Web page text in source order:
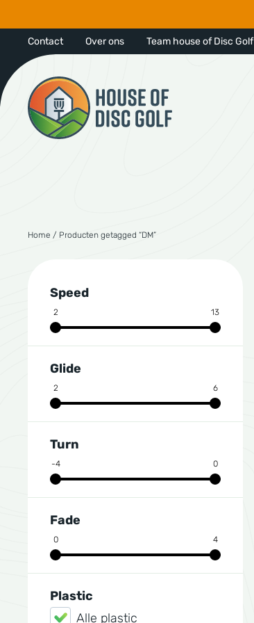
Contact Over ons Team house of Disc Golf
Home / Producten getagged “DM”
Speed
2 13
Glide
2 6
Turn
-4 0
Fade
0 4
Plastic
Alle plastic